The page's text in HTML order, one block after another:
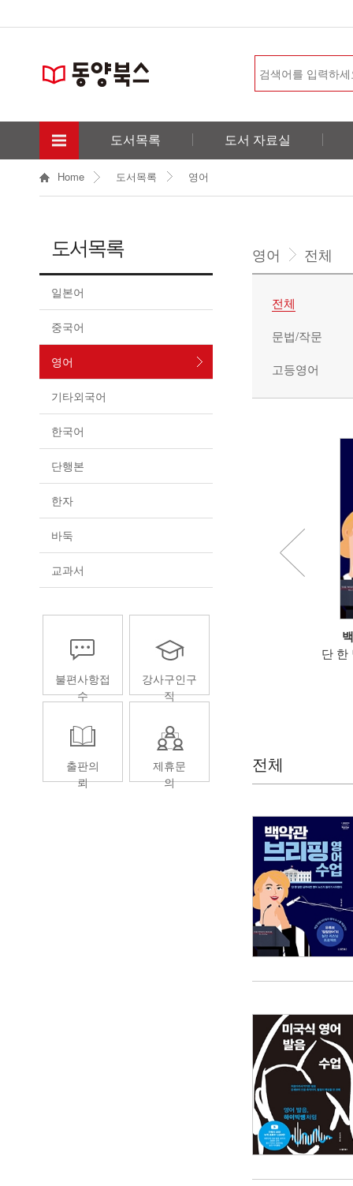
도서목록 도서 자료실
Home 도서목록 영어
도서목록
일본어
중국어
영어
기타외국어
한국어
단행본
한자
바둑
교과서
불편사항접
수
강사구인구
직
출판의
뢰
제휴문
의
영어 전체
전체
문법/작문
고등영어
브의 눈으로 다시 배우는
학습법
[시니어에듀] 영어 하기 딱 좋은
"이 나이에 영어가 될까?"라는 걱
단 한
전체